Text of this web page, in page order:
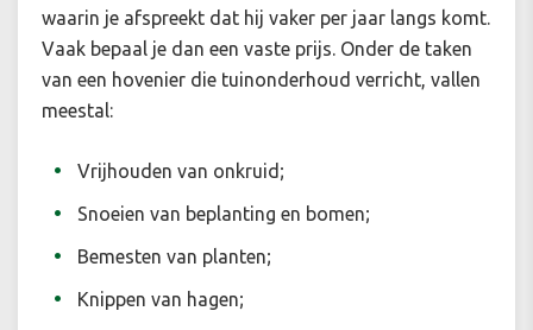
waarin je afspreekt dat hij vaker per jaar langs komt.
Vaak bepaal je dan een vaste prijs. Onder de taken
van een hovenier die tuinonderhoud verricht, vallen
meestal:
Vrijhouden van onkruid;
Snoeien van beplanting en bomen;
Bemesten van planten;
Knippen van hagen;